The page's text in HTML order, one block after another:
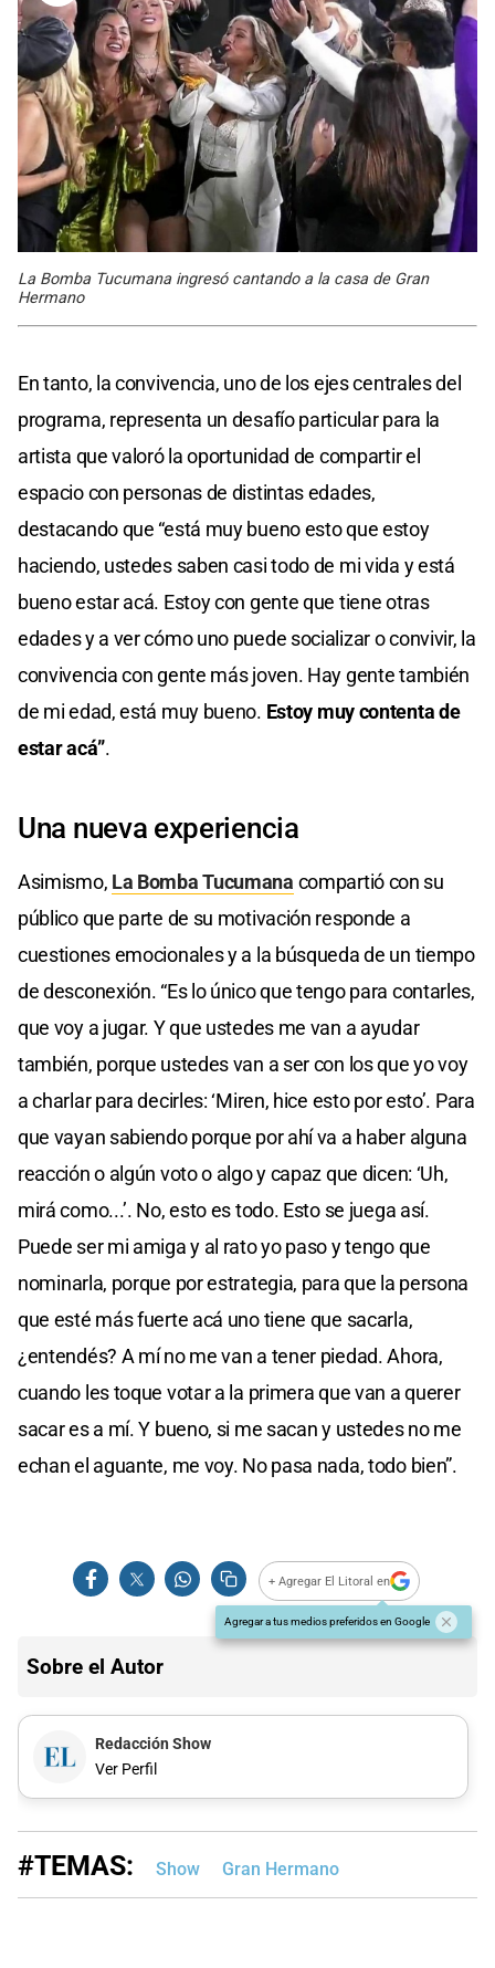
La Bomba Tucumana ingresó cantando a la casa de Gran
Hermano
En tanto, la convivencia, uno de los ejes centrales del
programa, representa un desafío particular para la
artista que valoró la oportunidad de compartir el
espacio con personas de distintas edades,
destacando que “está muy bueno esto que estoy
haciendo, ustedes saben casi todo de mi vida y está
bueno estar acá. Estoy con gente que tiene otras
edades y a ver cómo uno puede socializar o convivir, la
convivencia con gente más joven. Hay gente también
de mi edad, está muy bueno. Estoy muy contenta de
estar acá”.
Una nueva experiencia
Asimismo, La Bomba Tucumana compartió con su
público que parte de su motivación responde a
cuestiones emocionales y a la búsqueda de un tiempo
de desconexión. “Es lo único que tengo para contarles,
que voy a jugar. Y que ustedes me van a ayudar
también, porque ustedes van a ser con los que yo voy
a charlar para decirles: ‘Miren, hice esto por esto’. Para
que vayan sabiendo porque por ahí va a haber alguna
reacción o algún voto o algo y capaz que dicen: ‘Uh,
mirá como...’. No, esto es todo. Esto se juega así.
Puede ser mi amiga y al rato yo paso y tengo que
nominarla, porque por estrategia, para que la persona
que esté más fuerte acá uno tiene que sacarla,
¿entendés? A mí no me van a tener piedad. Ahora,
cuando les toque votar a la primera que van a querer
sacar es a mí. Y bueno, si me sacan y ustedes no me
echan el aguante, me voy. No pasa nada, todo bien”.
+ Agregar El Litoral en
Agregar a tus medios preferidos en Google
Sobre el Autor
Redacción Show
Ver Perfil
#TEMAS: Show Gran Hermano